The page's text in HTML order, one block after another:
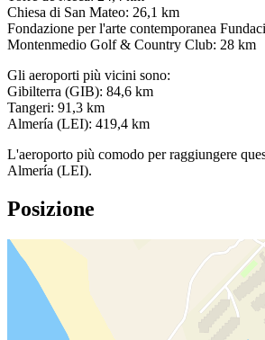
Chiesa di San Mateo: 26,1 km
Fondazione per l'arte contemporanea
Montenmedio Golf & Country Club: 28 km
Gli aeroporti più vicini sono:
Gibilterra (GIB): 84,6 km
Tangeri: 91,3 km
Almería (LEI): 419,4 km
L'aeroporto più comodo per raggiungere
Almería (LEI).
Posizione